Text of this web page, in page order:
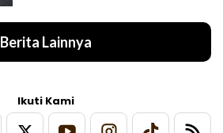
Berita Lainnya
Ikuti Kami